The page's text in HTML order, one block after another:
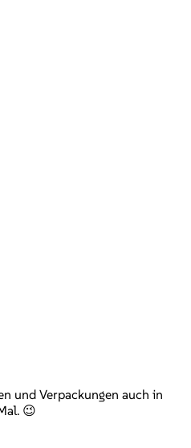
und Verpackungen auch in
😉